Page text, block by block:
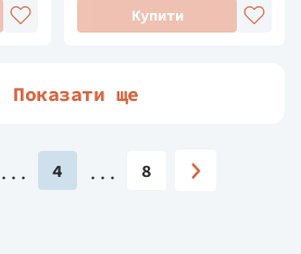
Купити
Показати ще
4 8